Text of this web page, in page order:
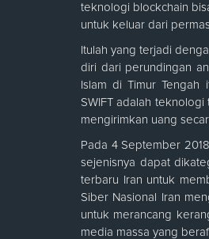
teknologi blockchain
untuk keluar dari
Itulah yang terjadi
diri dari perundingan
Islam di Timur Tengah
SWIFT adalah
mengirimkan uang
Pada 4 September
sejenisnya dapat
terbaru Iran untuk
Siber Nasional Iran
untuk merancang
media massa yang